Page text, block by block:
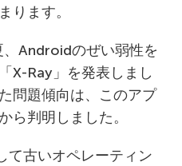
ります。
Androidのぜい弱性を
X-Ray」を発表しまし
問題傾向は、このアプ
ら判明しました。
て古いオペレーティン